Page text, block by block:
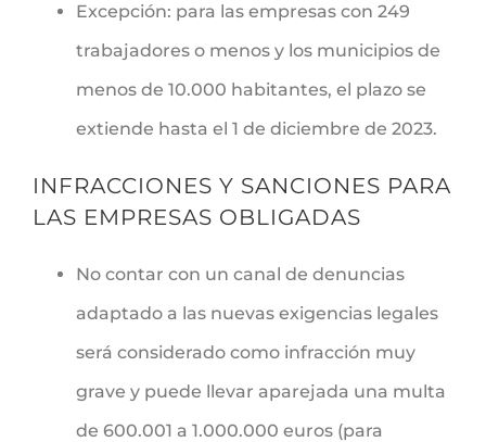
Excepción: para las empresas con 249
trabajadores o menos y los municipios de
menos de 10.000 habitantes, el plazo se
extiende hasta el 1 de diciembre de 2023.
INFRACCIONES Y SANCIONES PARA
LAS EMPRESAS OBLIGADAS
No contar con un canal de denuncias
adaptado a las nuevas exigencias legales
será considerado como infracción muy
grave y puede llevar aparejada una multa
de 600.001 a 1.000.000 euros (para